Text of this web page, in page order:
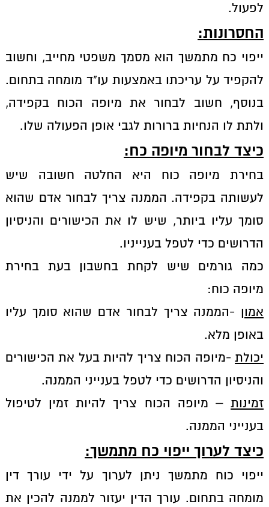
לפעול.
החסרונות:
ייפוי כח מתמשך הוא מסמך משפטי מחייב, וחשוב
להקפיד על עריכתו באמצעות עו"ד מומחה בתחום.
בנוסף, חשוב לבחור את מיופה הכוח בקפידה,
ולתת לו הנחיות ברורות לגבי אופן הפעולה שלו.
כיצד לבחור מיופה כח:
בחירת מיופה כוח היא החלטה חשובה שיש
לעשותה בקפידה. הממנה צריך לבחור אדם שהוא
סומך עליו ביותר, שיש לו את הכישורים והניסיון
הדרושים כדי לטפל בענייניו.
כמה גורמים שיש לקחת בחשבון בעת בחירת
מיופה כוח:
אמון -הממנה צריך לבחור אדם שהוא סומך עליו
באופן מלא.
יכולת-מיופה הכוח צריך להיות בעל את הכישורים
והניסיון הדרושים כדי לטפל בענייני הממנה.
זמינות– מיופה הכוח צריך להיות זמין לטיפול
בענייני הממנה.
כיצד לערוך ייפוי כח מתמשך:
ייפוי כוח מתמשך ניתן לערוך על ידי עורך דין
מומחה בתחום. עורך הדין יעזור לממנה להכין את